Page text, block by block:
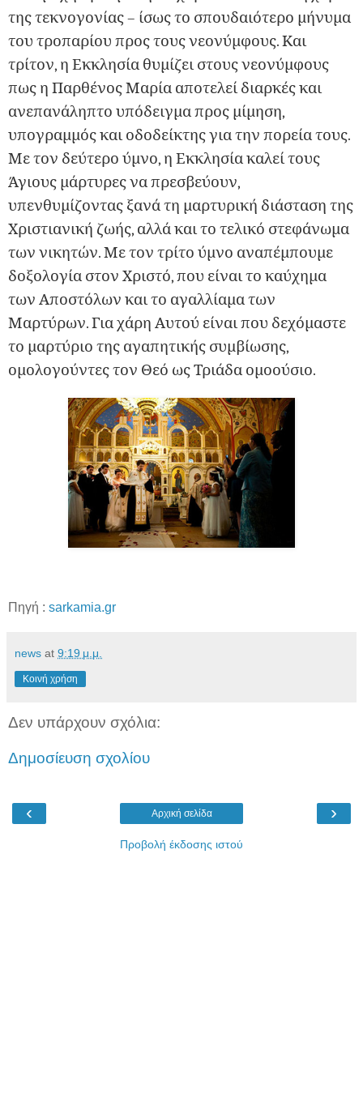
της τεκνογονίας – ίσως το σπουδαιότερο μήνυμα
του τροπαρίου προς τους νεονύμφους. Και
τρίτον, η Εκκλησία θυμίζει στους νεονύμφους
πως η Παρθένος Μαρία αποτελεί διαρκές και
ανεπανάληπτο υπόδειγμα προς μίμηση,
υπογραμμός και οδοδείκτης για την πορεία τους.
Με τον δεύτερο ύμνο, η Εκκλησία καλεί τους
Άγιους μάρτυρες να πρεσβεύουν,
υπενθυμίζοντας ξανά τη μαρτυρική διάσταση της
Χριστιανική ζωής, αλλά και το τελικό στεφάνωμα
των νικητών. Με τον τρίτο ύμνο αναπέμπουμε
δοξολογία στον Χριστό, που είναι το καύχημα
των Αποστόλων και το αγαλλίαμα των
Μαρτύρων. Για χάρη Αυτού είναι που δεχόμαστε
το μαρτύριο της αγαπητικής συμβίωσης,
ομολογούντες τον Θεό ως Τριάδα ομοούσιο.
Πηγή : sarkamia.gr
news at 9:19 μ.μ.
Κοινή χρήση
Δεν υπάρχουν σχόλια:
Δημοσίευση σχολίου
‹ ›
Αρχική σελίδα
Προβολή έκδοσης ιστού